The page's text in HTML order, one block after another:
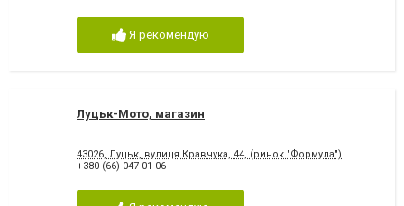
Я рекомендую
Луцьк-Мото, магазин
43026, Луцьк, вулиця Кравчука, 44, (ринок "Формула")
+380 (66) 047-01-06